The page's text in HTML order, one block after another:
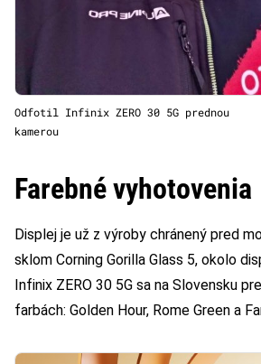
Odfotil Infinix ZERO 30 5G prednou
kamerou
Farebné vyhotovenia
Displej je už z výroby chránený pred
sklom Corning Gorilla Glass 5, okolo
Infinix ZERO 30 5G sa na Slovensku
farbách: Golden Hour, Rome Green a